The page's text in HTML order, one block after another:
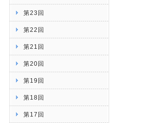
第23回
第22回
第21回
第20回
第19回
第18回
第17回